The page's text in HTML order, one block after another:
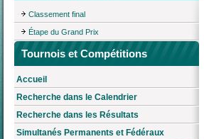
Classement final
Étape du Grand Prix
Tournois et Compétitions
Accueil
Recherche dans le Calendrier
Recherche dans les Résultats
Simultanés Permanents et Fédéraux